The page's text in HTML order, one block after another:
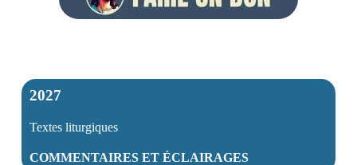
2027
Textes liturgiques
COMMENTAIRES ET ÉCLAIRAGES